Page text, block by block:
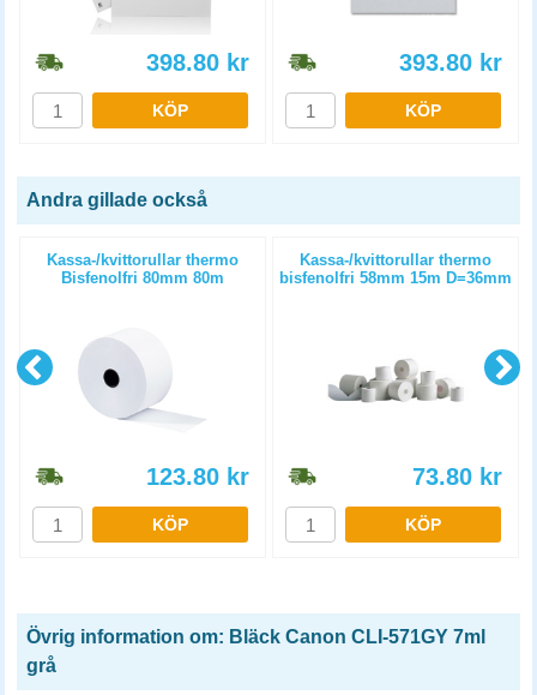
398.80 kr
KÖP
393.80 kr
KÖP
Andra gillade också
Kassa-/kvittorullar thermo
Bisfenolfri 80mm 80m
123.80 kr
KÖP
Kassa-/kvittorullar thermo
bisfenolfri 58mm 15m D=36mm
73.80 kr
KÖP
Övrig information om: Bläck Canon CLI-571GY 7ml
grå